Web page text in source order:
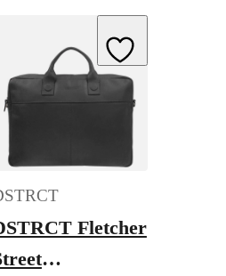
Add to Wishlist
Fletcher